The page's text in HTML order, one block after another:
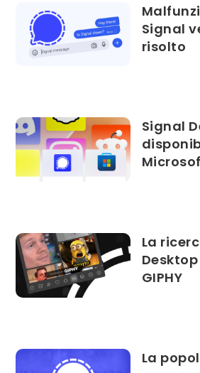
Signal
risolto
Signal
La
GIPHY
La